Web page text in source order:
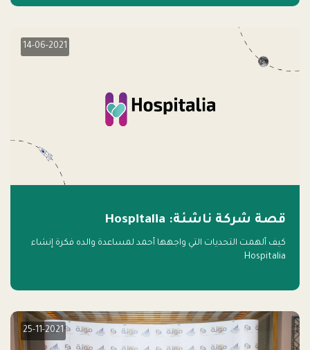
14-06-2021
قصة شركة ناشئة: Hospitalia
كيف ألهمت التحديات التي واجهها أحمد لمساعدة والده فكرة إنشاء
Hospitalia
25-11-2021